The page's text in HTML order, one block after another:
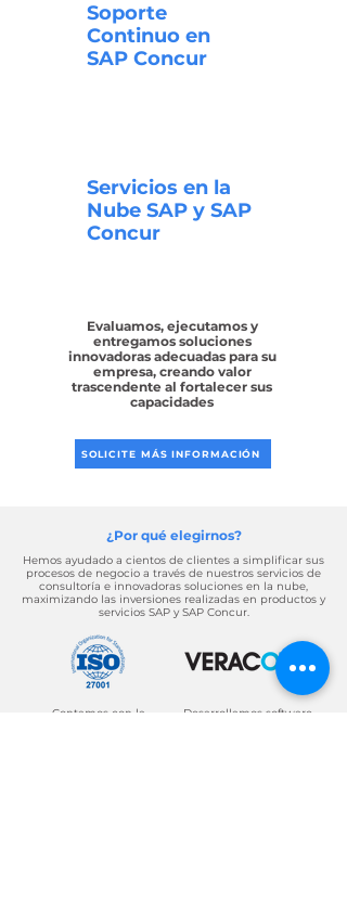
Soporte
Continuo en
SAP Concur
Servicios en la
Nube SAP y SAP
Concur
Evaluamos, ejecutamos y
entregamos soluciones
innovadoras adecuadas para su
empresa, creando valor
trascendente al fortalecer sus
capacidades
SOLICITE MÁS INFORMACIÓN
¿Por qué elegirnos?
Hemos ayudado a cientos de clientes a simplificar sus
procesos de negocio a través de nuestros servicios de
consultoría e innovadoras soluciones en la nube,
maximizando las inversiones realizadas en productos y
servicios SAP y SAP Concur.
Contamos con la
Desarrollamos software